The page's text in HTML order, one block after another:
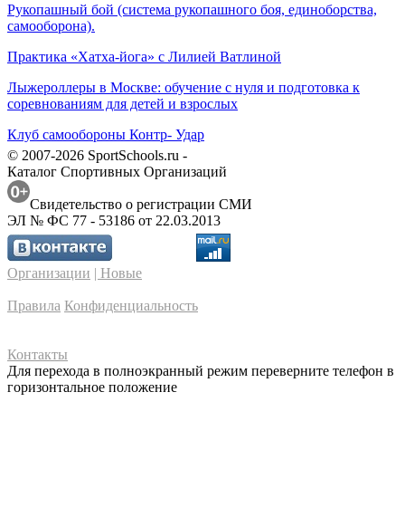
Рукопашный бой (система рукопашного боя, единоборства,
самооборона).
Практика «Хатха-йога» с Лилией Ватлиной
Лыжероллеры в Москве: обучение с нуля и подготовка к
соревнованиям для детей и взрослых
Клуб самообороны Контр- Удар
© 2007-2026 SportSchools.ru -
Каталог Спортивных Организаций
Свидетельство о регистрации СМИ
ЭЛ № ФС 77 - 53186 от 22.03.2013
Организации | Новые
Правила Конфиденциальность
Контакты
Для перехода в полноэкранный режим переверните телефон в
горизонтальное положение